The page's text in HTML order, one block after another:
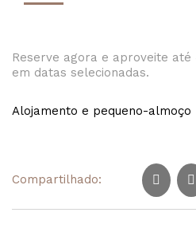
Reserve agora e aproveite até
em datas selecionadas.
Alojamento e pequeno-almoço
Compartilhado: